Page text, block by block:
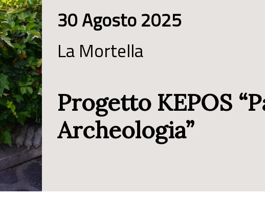
30 Agosto 2025
La Mortella
Progetto KEPOS
Archeologia”